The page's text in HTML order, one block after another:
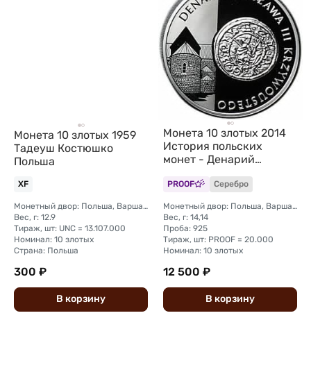
Монета 10 злотых 1959
Тадеуш Костюшко
Польша
XF
Монетный двор: Польша, Варшава
Вес, г: 12.9
Тираж, шт: UNC = 13.107.000
Номинал: 10 злотых
Страна: Польша
300 ₽
В корзину
Монета 10 злотых 2014
История польских
монет - Денарий
Кривоустого Польша
PROOF Серебро
Монетный двор: Польша, Варшава
Вес, г: 14,14
Проба: 925
Тираж, шт: PROOF = 20.000
Номинал: 10 злотых
12 500 ₽
В корзину